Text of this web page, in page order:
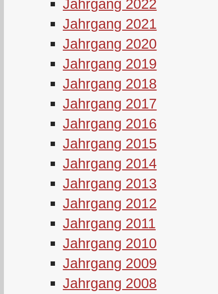
Jahrgang 2022
Jahrgang 2021
Jahrgang 2020
Jahrgang 2019
Jahrgang 2018
Jahrgang 2017
Jahrgang 2016
Jahrgang 2015
Jahrgang 2014
Jahrgang 2013
Jahrgang 2012
Jahrgang 2011
Jahrgang 2010
Jahrgang 2009
Jahrgang 2008